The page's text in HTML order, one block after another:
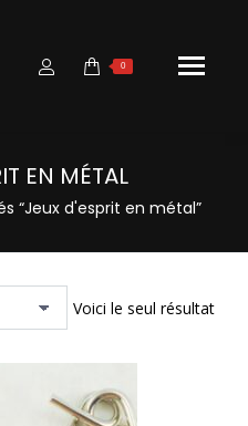
0
EN MÉTAL
“Jeux d'esprit en métal”
Voici le seul résultat